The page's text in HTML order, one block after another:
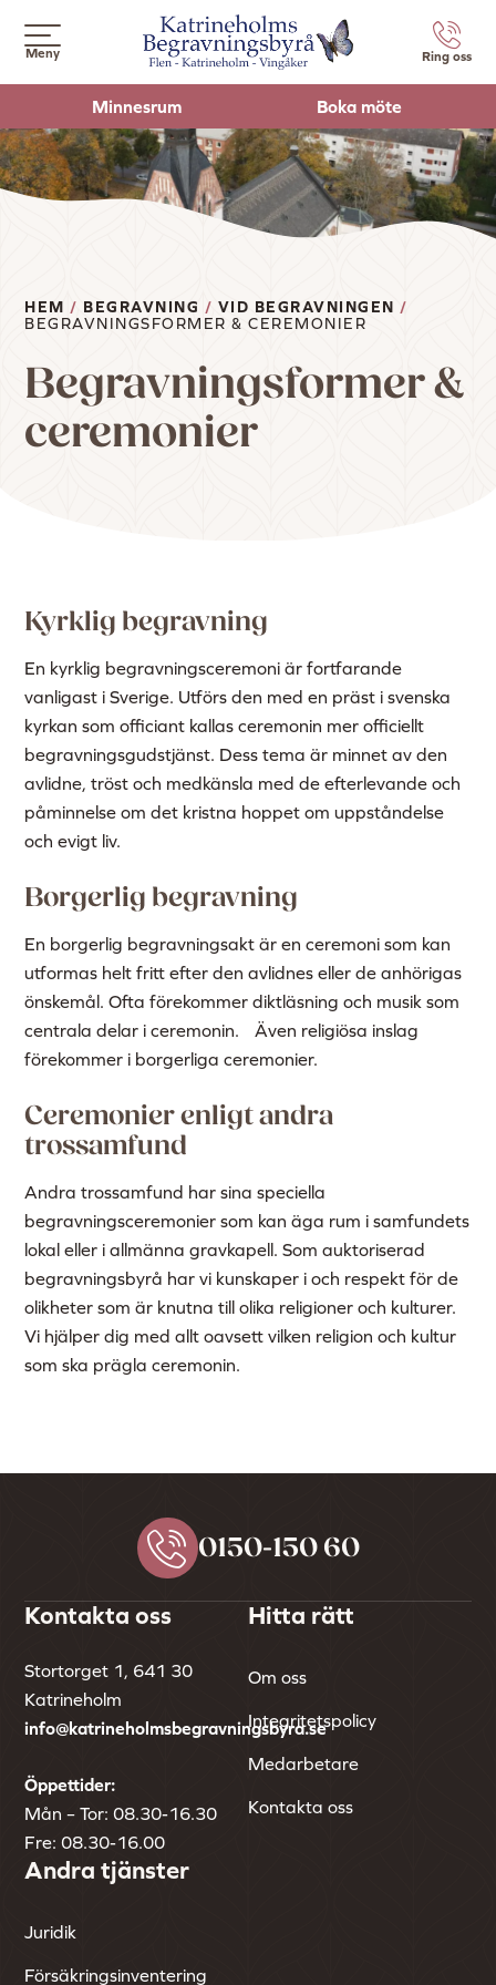
Meny Ring oss
Minnesrum Boka möte
HEM / BEGRAVNING / VID BEGRAVNINGEN /
BEGRAVNINGSFORMER & CEREMONIER
Begravningsformer &
ceremonier
Kyrklig begravning
En kyrklig begravningsceremoni är fortfarande
vanligast i Sverige. Utförs den med en präst i svenska
kyrkan som officiant kallas ceremonin mer officiellt
begravningsgudstjänst. Dess tema är minnet av den
avlidne, tröst och medkänsla med de efterlevande och
påminnelse om det kristna hoppet om uppståndelse
och evigt liv.
Borgerlig begravning
En borgerlig begravningsakt är en ceremoni som kan
utformas helt fritt efter den avlidnes eller de anhörigas
önskemål. Ofta förekommer diktläsning och musik som
centrala delar i ceremonin. Även religiösa inslag
förekommer i borgerliga ceremonier.
Ceremonier enligt andra
trossamfund
Andra trossamfund har sina speciella
begravningsceremonier som kan äga rum i samfundets
lokal eller i allmänna gravkapell. Som auktoriserad
begravningsbyrå har vi kunskaper i och respekt för de
olikheter som är knutna till olika religioner och kulturer.
Vi hjälper dig med allt oavsett vilken religion och kultur
som ska prägla ceremonin.
0150-150 60
Kontakta oss
Stortorget 1, 641 30
Katrineholm
info@katrineholmsbegravningsbyra.se
Öppettider:
Mån – Tor: 08.30-16.30
Fre: 08.30-16.00
Hitta rätt
Om oss
Integritetspolicy
Medarbetare
Kontakta oss
Andra tjänster
Juridik
Försäkringsinventering